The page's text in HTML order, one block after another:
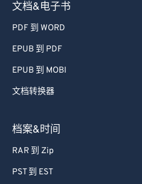
文档&电子书
PDF 到 WORD
EPUB 到 PDF
EPUB 到 MOBI
文档转换器
档案&时间
RAR 到 Zip
PST 到 EST